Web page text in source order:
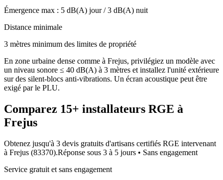
Émergence max : 5 dB(A) jour /3 dB(A) nuit
Distance minimale
3 mètres minimum des limites de propriété
En zone urbaine dense comme à Frejus, privilégiez un modèle avec
un niveau sonore ≤ 40 dB(A) à 3 mètres et installez l'unité extérieure
sur des silent-blocs anti-vibrations. Un écran acoustique peut être
exigé par le PLU.
Comparez 15+ installateurs RGE à
Frejus
Obtenez jusqu'à 3 devis gratuits d'artisans certifiés RGE intervenant
à Frejus (83370).Réponse sous 3 à 5 jours • Sans engagement
Service gratuit et sans engagement